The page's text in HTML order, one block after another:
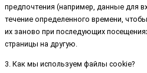
предпочтения (например, данные для
течение определенного времени,
их заново при последующих
страницы на другую.
3. Как мы используем файлы cookie?